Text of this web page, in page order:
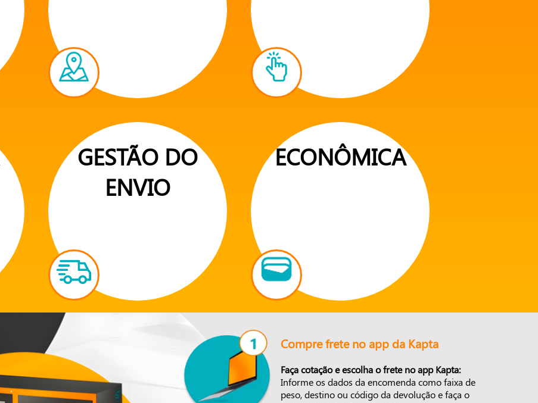
GESTÃO DO
ENVIO
ECONÔMICA
Compre frete no app da Kapta
Faça cotação e escolha o frete no app Kapta:
Informe os dados da encomenda como faixa de
peso, destino ou código da devolução e faça o